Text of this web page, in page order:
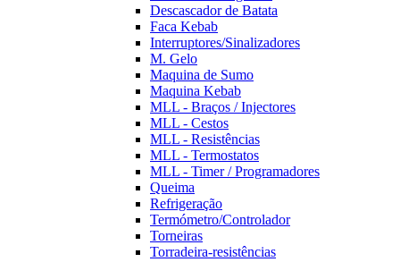
Descascador de Batata
Faca Kebab
Interruptores/Sinalizadores
M. Gelo
Maquina de Sumo
Maquina Kebab
MLL - Braços / Injectores
MLL - Cestos
MLL - Resistências
MLL - Termostatos
MLL - Timer / Programadores
Queima
Refrigeração
Termómetro/Controlador
Torneiras
Torradeira-resistências